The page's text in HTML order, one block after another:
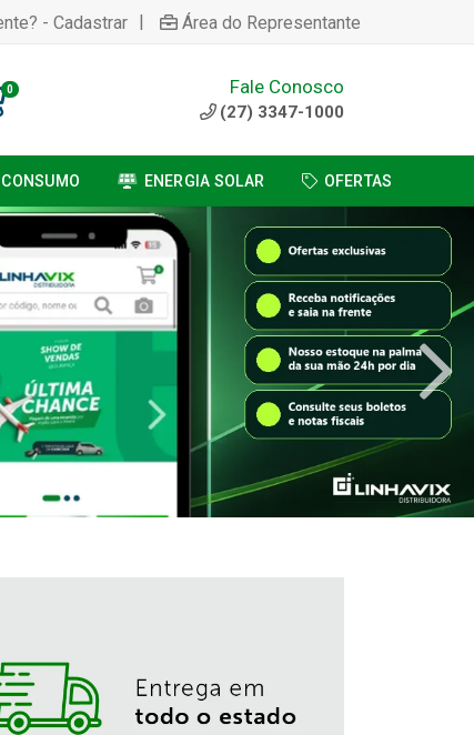
- Cadastrar | Área do Representante
0 Fale Conosco
(27) 3347-1000
CONSUMO ENERGIA SOLAR OFERTAS